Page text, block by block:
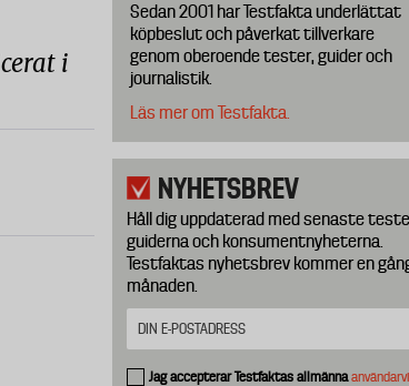
i
Sedan 2001 har Testfakta underlättat
köpbeslut och påverkat tillverkare
genom oberoende tester, guider och
journalistik.
Läs mer om Testfakta.
NYHETSBREV
Håll dig uppdaterad med senaste
guiderna och konsumentnyheterna.
Testfaktas nyhetsbrev kommer en
månaden.
Jag accepterar Testfaktas allmänna